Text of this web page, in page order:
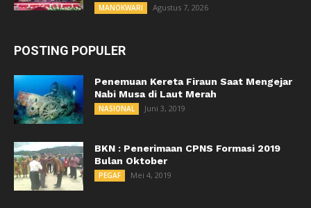
MANOKWARI Agustus 7, 2026
POSTING POPULER
Penemuan Kereta Firaun Saat Mengejar
Nabi Musa di Laut Merah
NASIONAL Juni 3, 2019
BKN : Penerimaan CPNS Formasi 2019
Bulan Oktober
PEGAF Mei 4, 2019